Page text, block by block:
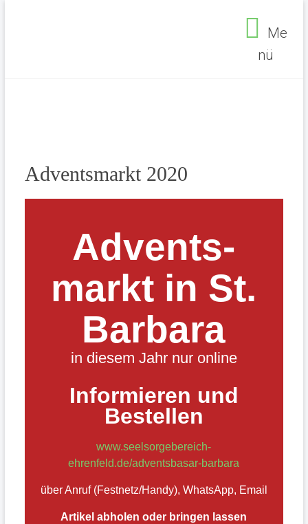
Seelsorgebereich Ehrenfeld> Gemeinde
>
Basare>Adventsmarkt St. Barbara>
Me
nü
Adventsmarkt 2020
Advents­
markt in St.
Barbara
in diesem Jahr nur online
Informieren und
Bestellen
www.seelsorgebereich-
ehrenfeld.de/adventsbasar-barbara
über Anruf (Festnetz/Handy), WhatsApp, Email
Artikel abholen oder bringen lassen